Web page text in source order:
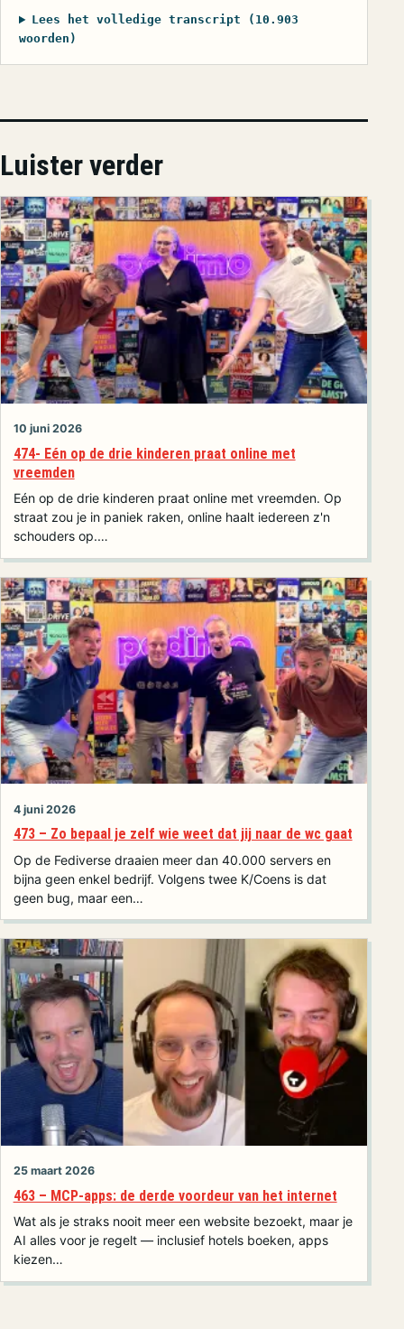
Lees het volledige transcript (10.903
woorden)
Luister verder
10 juni 2026
474- Eén op de drie kinderen praat online met
vreemden
Eén op de drie kinderen praat online met vreemden. Op
straat zou je in paniek raken, online haalt iedereen z'n
schouders op.…
4 juni 2026
473 – Zo bepaal je zelf wie weet dat jij naar de wc gaat
Op de Fediverse draaien meer dan 40.000 servers en
bijna geen enkel bedrijf. Volgens twee K/Coens is dat
geen bug, maar een…
25 maart 2026
463 – MCP-apps: de derde voordeur van het internet
Wat als je straks nooit meer een website bezoekt, maar je
AI alles voor je regelt — inclusief hotels boeken, apps
kiezen…